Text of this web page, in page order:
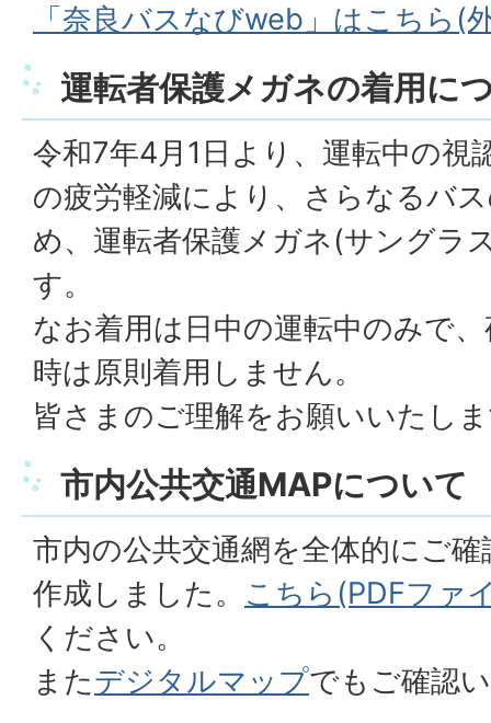
「奈良バスなびweb」はこちら(
運転者保護メガネの着用に
令和7年4月1日より、運転中の視
の疲労軽減により、さらなるバ
め、運転者保護メガネ(サングラ
す。
なお着用は日中の運転中のみで
時は原則着用しません。
皆さまのご理解をお願いいたし
市内公共交通MAPについて
市内の公共交通網を全体的にご
作成しました。 こちら(PDFファ
ください。
またデジタルマップでもご確認